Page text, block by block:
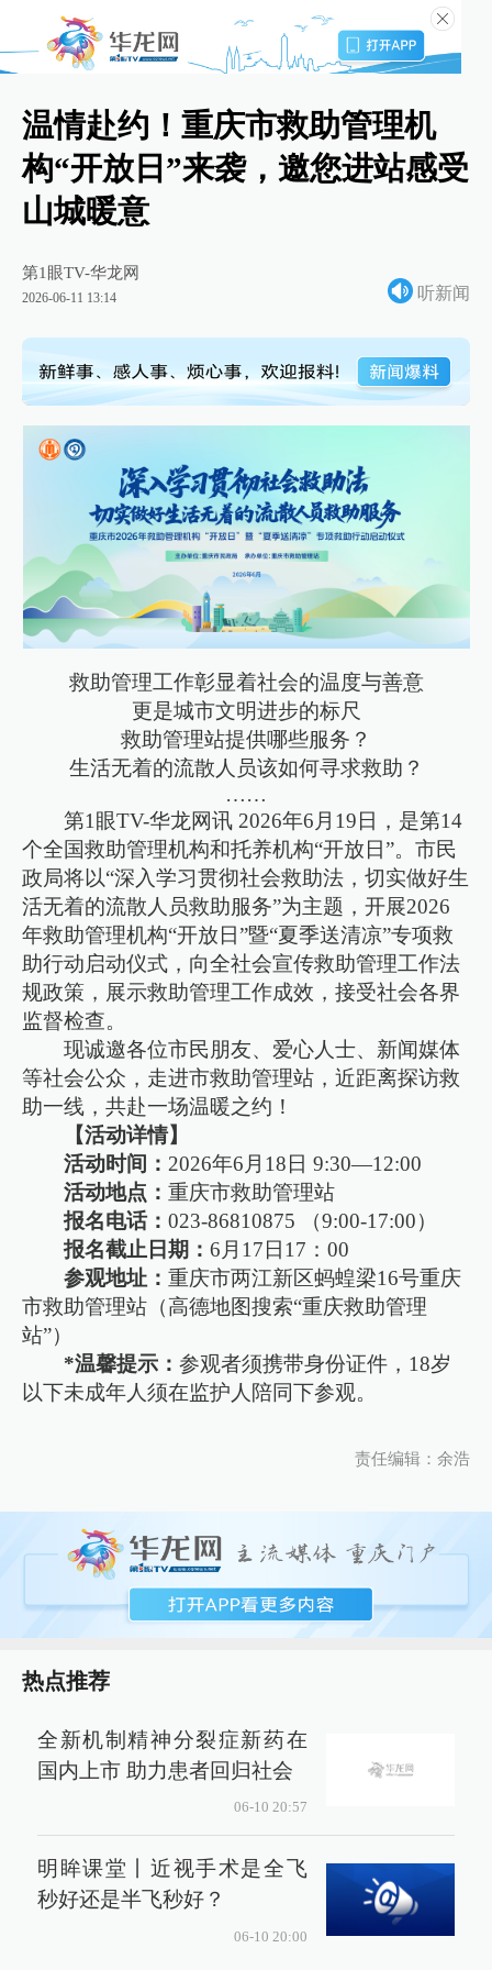
温情赴约！重庆市救助管理机
构“开放日”来袭，邀您进站感受
山城暖意
第1眼TV-华龙网
2026-06-11 13:14 听新闻
救助管理工作彰显着社会的温度与善意
更是城市文明进步的标尺
救助管理站提供哪些服务？
生活无着的流散人员该如何寻求救助？
……
第1眼TV-华龙网讯 2026年6月19日，是第14
个全国救助管理机构和托养机构“开放日”。市民
政局将以“深入学习贯彻社会救助法，切实做好生
活无着的流散人员救助服务”为主题，开展2026
年救助管理机构“开放日”暨“夏季送清凉”专项救
助行动启动仪式，向全社会宣传救助管理工作法
规政策，展示救助管理工作成效，接受社会各界
监督检查。
现诚邀各位市民朋友、爱心人士、新闻媒体
等社会公众，走进市救助管理站，近距离探访救
助一线，共赴一场温暖之约！
【活动详情】
活动时间： 2026年6月18日 9:30—12:00
活动地点：重庆市救助管理站
报名电话：023-86810875 （9:00-17:00）
报名截止日期：6月17日17：00
参观地址：重庆市两江新区蚂蝗梁16号重庆
市救助管理站（高德地图搜索“重庆救助管理
站”）
*温馨提示：参观者须携带身份证件，18岁
以下未成年人须在监护人陪同下参观。
责任编辑：余浩
热点推荐
全新机制精神分裂症新药在
国内上市 助力患者回归社会
06-10 20:57
明眸课堂丨近视手术是全飞
秒好还是半飞秒好？
06-10 20:00